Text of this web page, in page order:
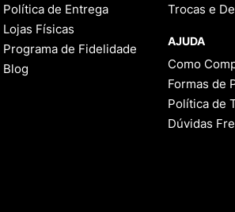
Política de Entrega
Lojas Físicas
Programa de Fidelidade
Blog
Trocas e
AJUDA
Como
Formas de
Política de
Dúvidas